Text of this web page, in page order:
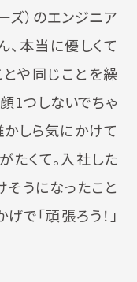
ズ）のエンジニア
、本当に優しくて
や同じことを繰
1つしないでちゃ
かしら気にかけて
たくて。入社した
そうになったこと
で「頑張ろう！」